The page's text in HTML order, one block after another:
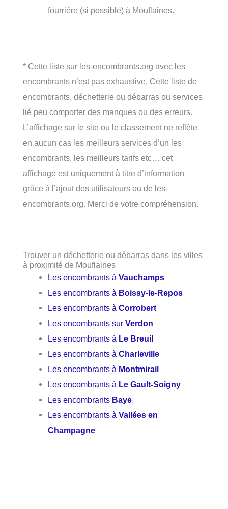
fourrière (si possible) à Mouflaines.
* Cette liste sur les-encombrants.org avec les
encombrants n’est pas exhaustive. Cette liste de
encombrants, déchetterie ou débarras ou services
lié peu comporter des manques ou des erreurs.
L’affichage sur le site ou le classement ne reflète
en aucun cas les meilleurs services d’un les
encombrants, les meilleurs tarifs etc… cet
affichage est uniquement à titre d’information
grâce à l’ajout des utilisateurs ou de les-
encombrants.org. Merci de votre compréhension.
Trouver un déchetterie ou débarras dans les villes
à proximité de Mouflaines
Les encombrants àVauchamps
Les encombrants à Boissy-le-Repos
Les encombrants àCorrobert
Les encombrants surVerdon
Les encombrants à Le Breuil
Les encombrants àCharleville
Les encombrants à Montmirail
Les encombrants à Le Gault-Soigny
Les encombrants Baye
Les encombrants àVallées en
Champagne